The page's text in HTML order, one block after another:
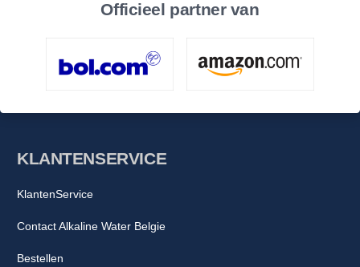
Officieel partner van
KLANTENSERVICE
KlantenService
Contact Alkaline Water Belgie
Bestellen